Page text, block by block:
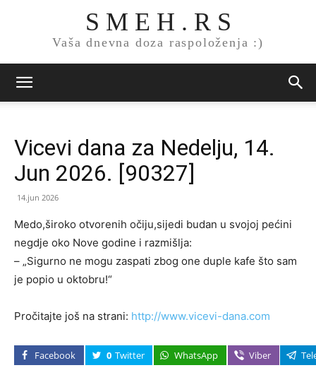
S M E H . R S
Vaša dnevna doza raspoloženja :)
Vicevi dana za Nedelju, 14.
Jun 2026. [90327]
14.jun 2026
Medo,široko otvorenih očiju,sijedi budan u svojoj pećini
negdje oko Nove godine i razmišlja:
– „Sigurno ne mogu zaspati zbog one duple kafe što sam
je popio u oktobru!“
Pročitajte još na strani: http://www.vicevi-dana.com
Facebook 0 Twitter WhatsApp Viber